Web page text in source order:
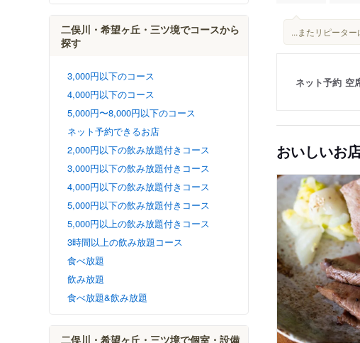
二俣川・希望ヶ丘・三ツ境でコースから
探す
3,000円以下のコース
4,000円以下のコース
5,000円〜8,000円以下のコース
ネット予約できるお店
2,000円以下の飲み放題付きコース
3,000円以下の飲み放題付きコース
4,000円以下の飲み放題付きコース
5,000円以下の飲み放題付きコース
5,000円以上の飲み放題付きコース
3時間以上の飲み放題コース
食べ放題
飲み放題
食べ放題&飲み放題
二俣川・希望ヶ丘・三ツ境で個室・設備
...またリピーター
ネット予約 空
おいしいお